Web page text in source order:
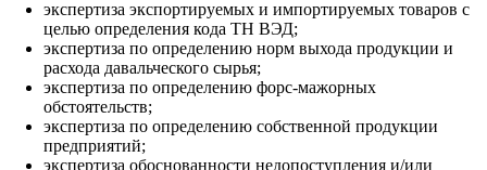
экспертиза экспортируемых и импортируемых товаров с
целью определения кода ТН ВЭД;
экспертиза по определению норм выхода продукции и
расхода давальческого сырья;
экспертиза по определению форс-мажорных
обстоятельств;
экспертиза по определению собственной продукции
предприятий;
экспертиза обоснованности недопоступления и/или